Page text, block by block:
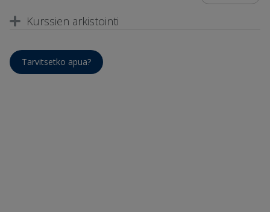
Kurssien arkistointi
Tarvitsetko apua?